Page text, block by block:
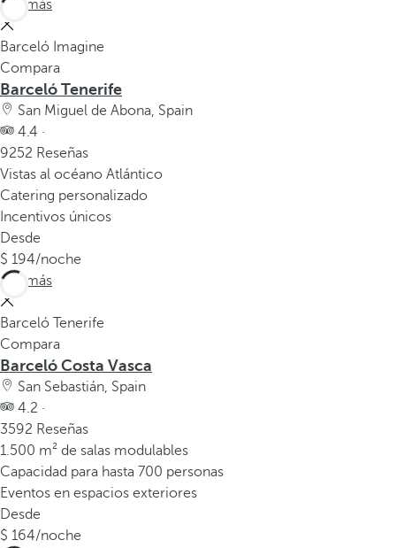
m
e
r
g
e
n
t
e
.
Ver más
Barceló Imagine
Compara
Barceló Tenerife
San Miguel de Abona, Spain
4.4 ·
9252 Reseñas
Vistas al océano Atlántico
Catering personalizado
Incentivos únicos
Desde
194/noche
Ver más
Barceló Tenerife
Compara
Barceló Costa Vasca
San Sebastián, Spain
4.2 ·
3592 Reseñas
1.500 m² de salas modulables
Capacidad para hasta 700 personas
Eventos en espacios exteriores
Desde
164/noche